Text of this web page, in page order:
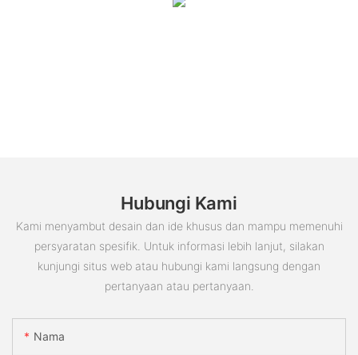
Hubungi Kami
Kami menyambut desain dan ide khusus dan mampu memenuhi
persyaratan spesifik. Untuk informasi lebih lanjut, silakan
kunjungi situs web atau hubungi kami langsung dengan
pertanyaan atau pertanyaan.
Nama